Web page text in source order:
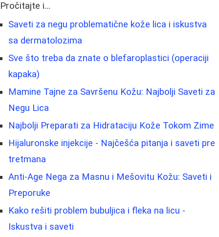
Pročitajte i...
Saveti za negu problematične kože lica i iskustva
sa dermatolozima
Sve što treba da znate o blefaroplastici (operaciji
kapaka)
Mamine Tajne za Savršenu Kožu: Najbolji Saveti za
Negu Lica
Najbolji Preparati za Hidrataciju Kože Tokom Zime
Hijaluronske injekcije - Najčešća pitanja i saveti pre
tretmana
Anti-Age Nega za Masnu i Mešovitu Kožu: Saveti i
Preporuke
Kako rešiti problem bubuljica i fleka na licu -
Iskustva i saveti